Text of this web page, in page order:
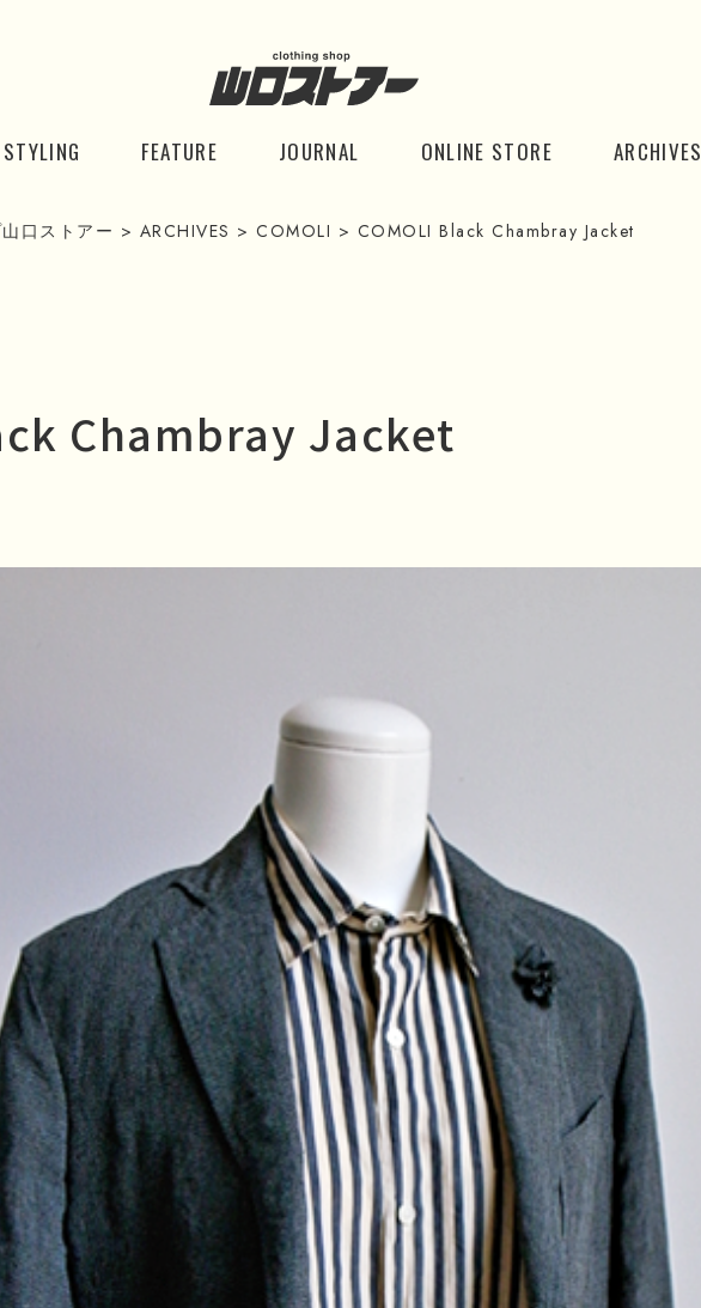
STYLING FEATURE JOURNAL ONLINE STORE ARCHIVES
口ストアー > ARCHIVES > COMOLI > COMOLI Black Chambray Jacket
Chambray Jacket